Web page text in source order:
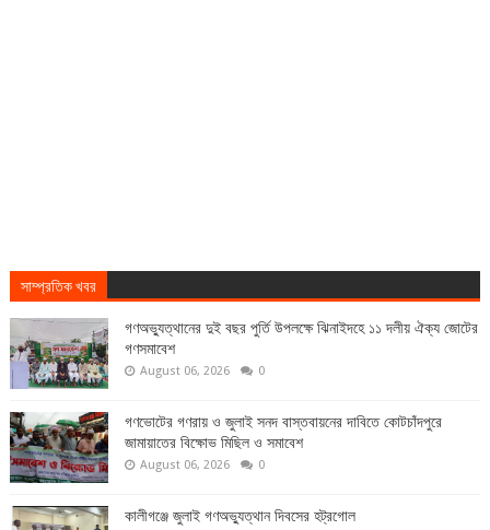
সাম্প্রতিক খবর
গণঅভ্যুত্থানের দুই বছর পুর্তি উপলক্ষে ঝিনাইদহে ১১ দলীয় ঐক্য জোটের
গণসমাবেশ
August 06, 2026 0
গণভোটের গণরায় ও জুলাই সনদ বাস্তবায়নের দাবিতে কোটচাঁদপুরে
জামায়াতের বিক্ষোভ মিছিল ও সমাবেশ
August 06, 2026 0
কালীগঞ্জে জুলাই গণঅভ্যুত্থান দিবসের হট্রগোল